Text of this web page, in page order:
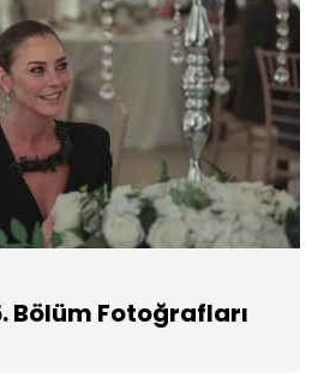
Bölüm Fotoğrafları